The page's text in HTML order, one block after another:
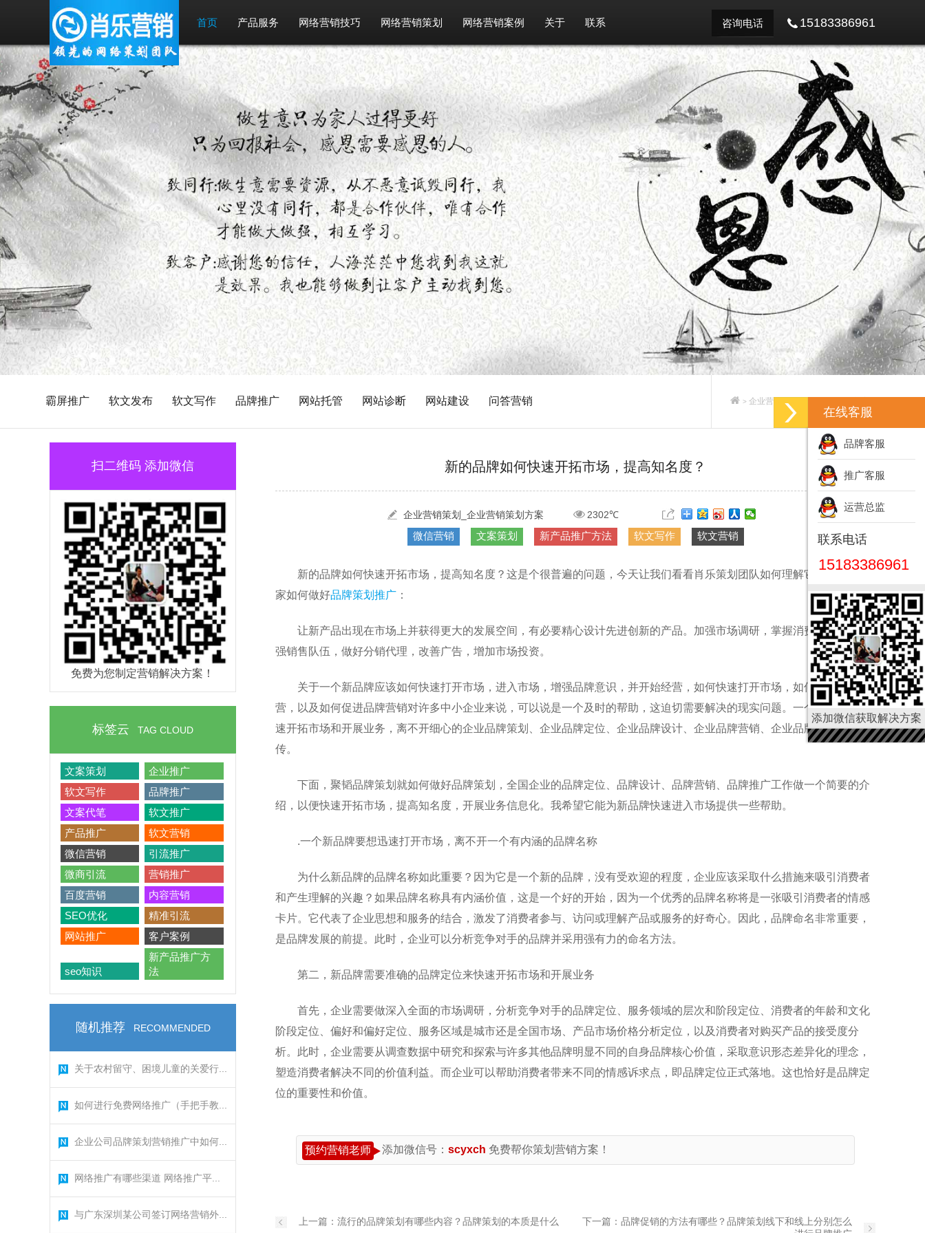
首页 产品服务 网络营销技巧 网络营销策划 网络营销案例 关于 联系 咨询电话 15183386961
霸屏推广 软文发布 软文写作 品牌推广 网站托管 网站诊断 网站建设 问答营销 > 企业营销策划_企业营销策划方案
扫二维码 添加微信
免费为您制定营销解决方案！
标签云 TAG CLOUD
文案策划
企业推广
软文写作
品牌推广
文案代笔
软文推广
产品推广
软文营销
微信营销
引流推广
微商引流
营销推广
百度营销
内容营销
SEO优化
精准引流
网站推广
客户案例
seo知识
新产品推广方
法
随机推荐 RECOMMENDED
关于农村留守、困境儿童的关爱行...
如何进行免费网络推广（手把手教...
企业公司品牌策划营销推广中如何...
网络推广有哪些渠道 网络推广平...
与广东深圳某公司签订网络营销外...
新的品牌如何快速开拓市场，提高知名度？
企业营销策划_企业营销策划方案 2302℃
微信营销 文案策划 新产品推广方法 软文写作 软文营销
新的品牌如何快速开拓市场，提高知名度？这是个很普遍的问题，今天让我们看看肖乐策划团队如何理解它，并且教大
家如何做好品牌策划推广 ：
让新产品出现在市场上并获得更大的发展空间，有必要精心设计先进创新的产品。加强市场调研，掌握消费者心理。加
强销售队伍，做好分销代理，改善广告，增加市场投资。
关于一个新品牌应该如何快速打开市场，进入市场，增强品牌意识，并开始经营，如何快速打开市场，如何快速开始经
营，以及如何促进品牌营销对许多中小企业来说，可以说是一个及时的帮助，这迫切需要解决的现实问题。一个企业要想迅
速开拓市场和开展业务，离不开细心的企业品牌策划、企业品牌定位、企业品牌设计、企业品牌营销、企业品牌推广和宣
传。
下面，聚韬品牌策划就如何做好品牌策划，全国企业的品牌定位、品牌设计、品牌营销、品牌推广工作做一个简要的介
绍，以便快速开拓市场，提高知名度，开展业务信息化。我希望它能为新品牌快速进入市场提供一些帮助。
.一个新品牌要想迅速打开市场，离不开一个有内涵的品牌名称
为什么新品牌的品牌名称如此重要？因为它是一个新的品牌，没有受欢迎的程度，企业应该采取什么措施来吸引消费者
和产生理解的兴趣？如果品牌名称具有内涵价值，这是一个好的开始，因为一个优秀的品牌名称将是一张吸引消费者的情感
卡片。它代表了企业思想和服务的结合，激发了消费者参与、访问或理解产品或服务的好奇心。因此，品牌命名非常重要，
是品牌发展的前提。此时，企业可以分析竞争对手的品牌并采用强有力的命名方法。
第二，新品牌需要准确的品牌定位来快速开拓市场和开展业务
首先，企业需要做深入全面的市场调研，分析竞争对手的品牌定位、服务领域的层次和阶段定位、消费者的年龄和文化
阶段定位、偏好和偏好定位、服务区域是城市还是全国市场、产品市场价格分析定位，以及消费者对购买产品的接受度分
析。此时，企业需要从调查数据中研究和探索与许多其他品牌明显不同的自身品牌核心价值，采取意识形态差异化的理念，
塑造消费者解决不同的价值利益。而企业可以帮助消费者带来不同的情感诉求点，即品牌定位正式落地。这也恰好是品牌定
位的重要性和价值。
预约营销老师 添加微信号： scyxch 免费帮你策划营销方案！
上一篇： 流行的品牌策划有哪些内容？品牌策划的本质是什么 下一篇： 品牌促销的方法有哪些？品牌策划线下和线上分别怎么
在线客服
品牌客服
推广客服
运营总监
联系电话
15183386961
添加微信获取解决方案